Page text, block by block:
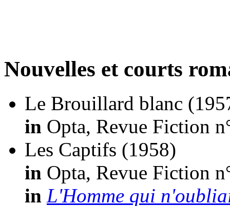
Nouvelles et courts
Le Brouillard blanc
in Opta, Revue Fiction
Les Captifs (1958)
in Opta, Revue Fiction
in L'Homme qui